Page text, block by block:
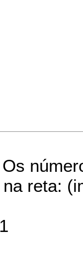
reta: